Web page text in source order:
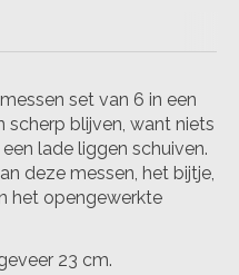
set van 6 in een
scherp blijven, want niets
lade liggen schuiven.
deze messen, het bijtje,
het opengewerkte
23 cm.